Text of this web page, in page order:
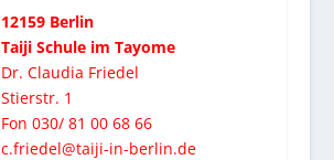
12159 Berlin
Taiji Schule im Tayome
Dr. Claudia Friedel
Stierstr. 1
Fon 030/ 81 00 68 66
c.friedel@taiji-in-berlin.de